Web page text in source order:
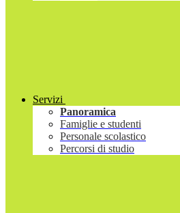
Servizi
Panoramica
Famiglie e studenti
Personale scolastico
Percorsi di studio